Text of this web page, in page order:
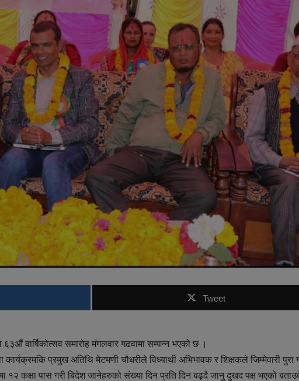
Tweet
वार्षिकोत्सव समारोह मंगलवार गढवामा सम्पन्न भएको छ ।
कार्यक्रमकि प्रमुख अतिथि मेटमणी चौधरीले विध्यार्थी अभिभावक र शिक्षकले जिम्मेवारी पुरा
१२ कक्षा पास गरी बिदेश जानेहरुको संख्या दिन प्रति दिन बढ्दै जानु दुखद पक्ष भएको